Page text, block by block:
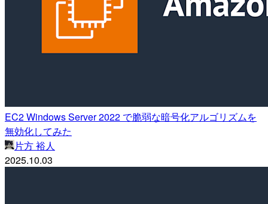
EC2 Windows Server 2022 で脆弱な暗号化アルゴリズムを
無効化してみた
片方 裕人
2025.10.03